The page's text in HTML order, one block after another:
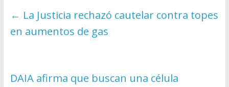
← La Justicia rechazó cautelar contra topes
en aumentos de gas
DAIA afirma que buscan una célula